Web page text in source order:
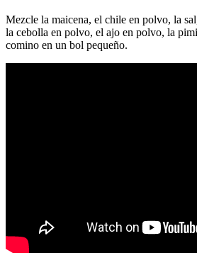
Mezcle la maicena, el chile en polvo, la
la cebolla en polvo, el ajo en polvo, la
comino en un bol pequeño.